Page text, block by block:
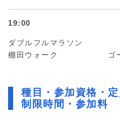
19:00
ダブルフルマラソン
棚田ウォーク ゴー
種目・参加資格・
制限時間・参加料